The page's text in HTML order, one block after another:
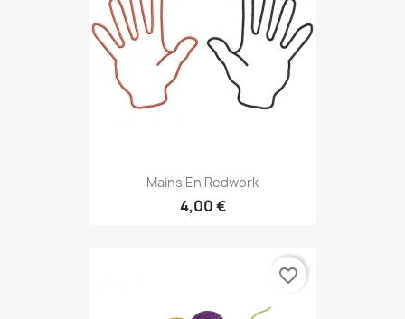
Mains En Redwork
4,00 €
favorite_border